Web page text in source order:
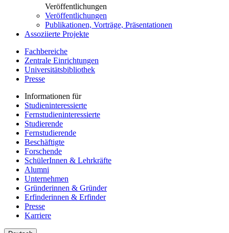
Veröffentlichungen
Veröffentlichungen
Publikationen, Vorträge, Präsentationen
Assoziierte Projekte
Fachbereiche
Zentrale Einrichtungen
Universitätsbibliothek
Presse
Informationen für
Studieninteressierte
Fernstudieninteressierte
Studierende
Fernstudierende
Beschäftigte
Forschende
SchülerInnen & Lehrkräfte
Alumni
Unternehmen
Gründerinnen & Gründer
Erfinderinnen & Erfinder
Presse
Karriere